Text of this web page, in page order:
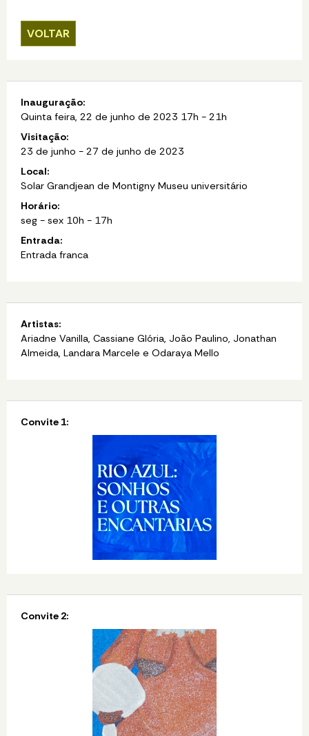
VOLTAR
Inauguração:
Quinta feira, 22 de junho de 2023 17h - 21h
Visitação:
23 de junho - 27 de junho de 2023
Local:
Solar Grandjean de Montigny Museu universitário
Horário:
seg - sex 10h - 17h
Entrada:
Entrada franca
Artistas:
Ariadne Vanilla, Cassiane Glória, João Paulino, Jonathan
Almeida, Landara Marcele e Odaraya Mello
Convite 1:
Convite 2: